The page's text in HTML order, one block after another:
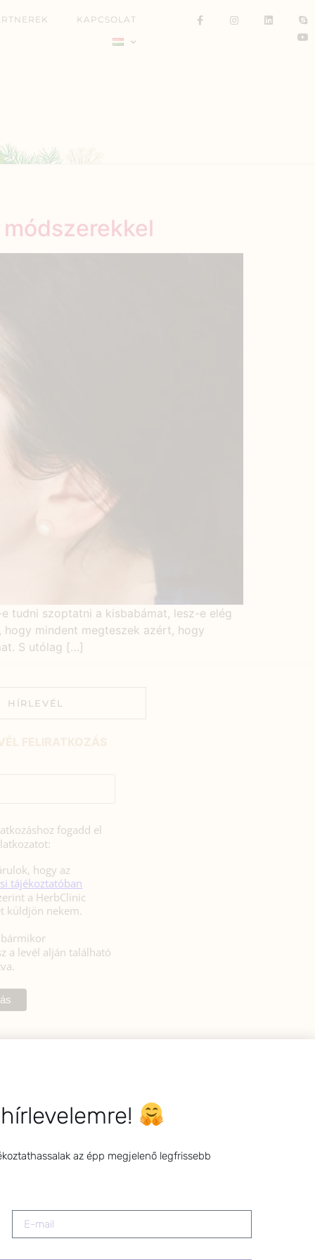
KAPCSOLAT
tudni szoptatni a kisbabámat, lesz-e elég
mindent megteszek azért, hogy
S utólag […]
HÍRLEVÉL
fogadd el
hogy az
tájékoztatóban
a HerbClinic
hírleveleket küldjön nekem.
a levél alján található
SZOLGÁLTATÓ
az épp megjelenő legfrissebb